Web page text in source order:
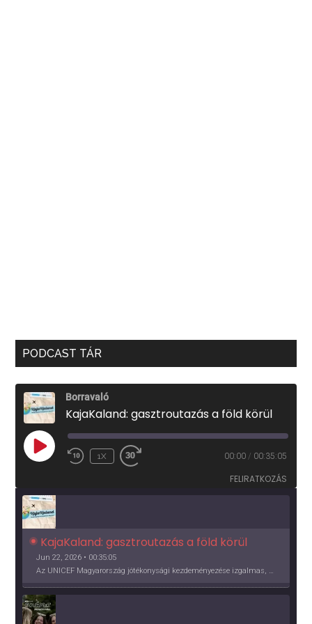
PODCAST TÁR
Borravaló
KajaKaland: gasztroutazás a föld körül
PLAY
EPISODE
1X 00:00 / 00:35:05
FELIRATKOZÁS
KajaKaland: gasztroutazás a föld körül
Jun 22, 2026 • 00:35:05
Az UNICEF Magyarország jótékonysági kezdeményezése izgalmas, egész éves világkörüli ízutazásra hív, igazi családi program és gasztroedukáció, illetve segítség a rászorulóknak is egyben.